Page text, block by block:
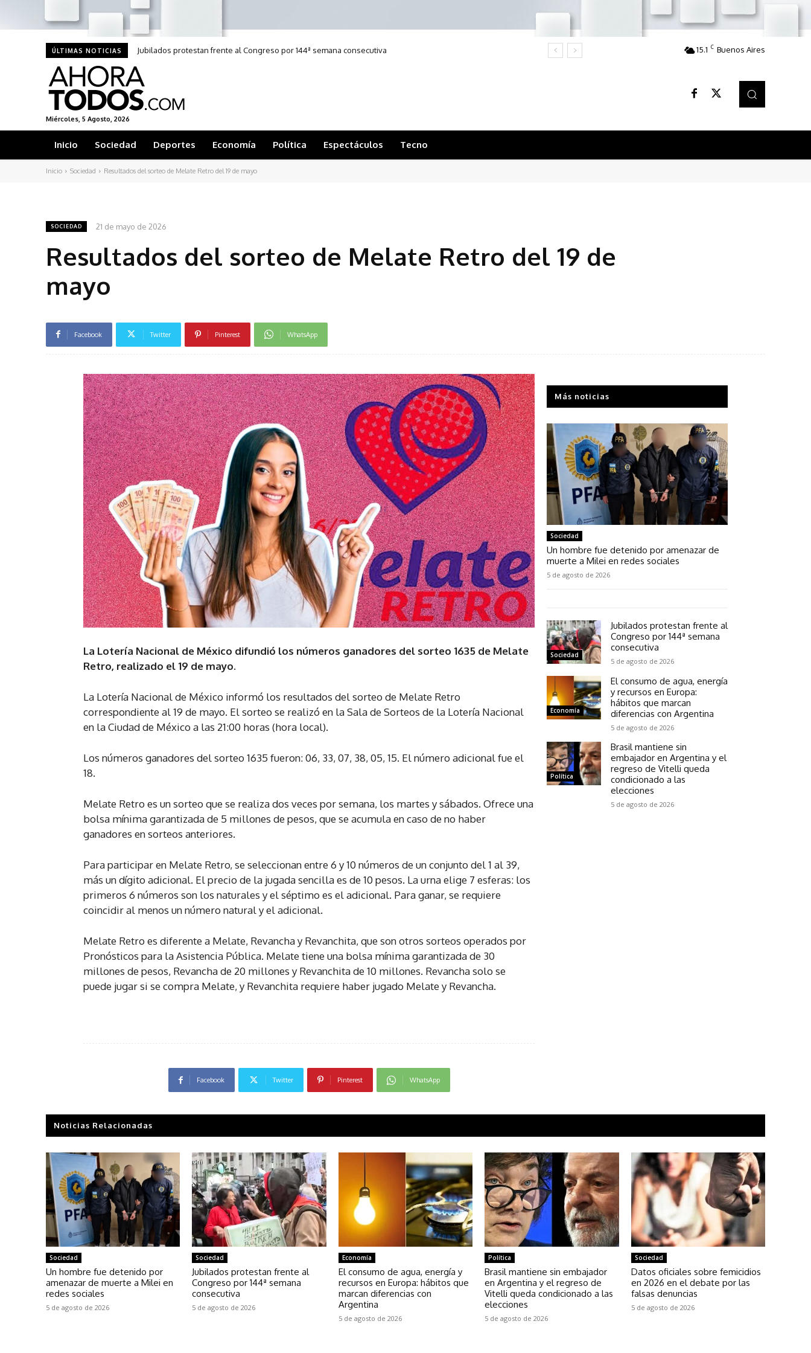
ÚLTIMAS NOTICIAS Jubilados protestan frente al Congreso por 144ª semana consecutiva 15.1 C Buenos Aires
Miércoles, 5 Agosto, 2026
Inicio Sociedad Deportes Economía Política Espectáculos Tecno
Inicio Sociedad Resultados del sorteo de Melate Retro del 19 de mayo
SOCIEDAD 21 de mayo de 2026
Resultados del sorteo de Melate Retro del 19 de
mayo
Facebook Twitter Pinterest WhatsApp
La Lotería Nacional de México difundió los números ganadores del sorteo 1635 de Melate
Retro, realizado el 19 de mayo.
La Lotería Nacional de México informó los resultados del sorteo de Melate Retro
correspondiente al 19 de mayo. El sorteo se realizó en la Sala de Sorteos de la Lotería Nacional
en la Ciudad de México a las 21:00 horas (hora local).
Los números ganadores del sorteo 1635 fueron: 06, 33, 07, 38, 05, 15. El número adicional fue el
18.
Melate Retro es un sorteo que se realiza dos veces por semana, los martes y sábados. Ofrece una
bolsa mínima garantizada de 5 millones de pesos, que se acumula en caso de no haber
ganadores en sorteos anteriores.
Para participar en Melate Retro, se seleccionan entre 6 y 10 números de un conjunto del 1 al 39,
más un dígito adicional. El precio de la jugada sencilla es de 10 pesos. La urna elige 7 esferas: los
primeros 6 números son los naturales y el séptimo es el adicional. Para ganar, se requiere
coincidir al menos un número natural y el adicional.
Melate Retro es diferente a Melate, Revancha y Revanchita, que son otros sorteos operados por
Pronósticos para la Asistencia Pública. Melate tiene una bolsa mínima garantizada de 30
millones de pesos, Revancha de 20 millones y Revanchita de 10 millones. Revancha solo se
puede jugar si se compra Melate, y Revanchita requiere haber jugado Melate y Revancha.
Facebook Twitter Pinterest WhatsApp
Más noticias
Sociedad
Un hombre fue detenido por amenazar de
muerte a Milei en redes sociales
5 de agosto de 2026
Sociedad
Jubilados protestan frente al
Congreso por 144ª semana
consecutiva
5 de agosto de 2026
Economía
El consumo de agua, energía
y recursos en Europa:
hábitos que marcan
diferencias con Argentina
5 de agosto de 2026
Política
Brasil mantiene sin
embajador en Argentina y el
regreso de Vitelli queda
condicionado a las
elecciones
5 de agosto de 2026
Noticias Relacionadas
Sociedad
Un hombre fue detenido por
amenazar de muerte a Milei en
redes sociales
5 de agosto de 2026
Sociedad
Jubilados protestan frente al
Congreso por 144ª semana
consecutiva
5 de agosto de 2026
Economía
El consumo de agua, energía y
recursos en Europa: hábitos que
marcan diferencias con
Argentina
5 de agosto de 2026
Política
Brasil mantiene sin embajador
en Argentina y el regreso de
Vitelli queda condicionado a las
elecciones
5 de agosto de 2026
Sociedad
Datos oficiales sobre femicidios
en 2026 en el debate por las
falsas denuncias
5 de agosto de 2026